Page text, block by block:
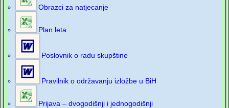
Obrazci za natjecanje
Plan leta
Poslovnik o radu skupštine
Pravilnik o održavanju izložbe u BiH
Prijava – dvogodišnji i jednogodišnji